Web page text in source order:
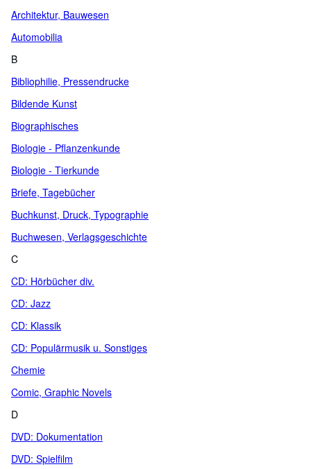
Architektur, Bauwesen
Automobilia
B
Bibliophilie, Pressendrucke
Bildende Kunst
Biographisches
Biologie - Pflanzenkunde
Biologie - Tierkunde
Briefe, Tagebücher
Buchkunst, Druck, Typographie
Buchwesen, Verlagsgeschichte
C
CD: Hörbücher div.
CD: Jazz
CD: Klassik
CD: Populärmusik u. Sonstiges
Chemie
Comic, Graphic Novels
D
DVD: Dokumentation
DVD: Spielfilm